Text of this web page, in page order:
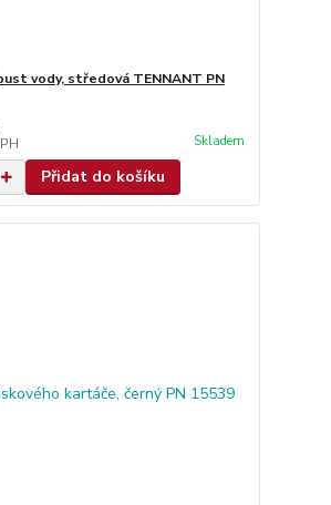
vody, středová TENNANT PN
Skladem
Přidat do košíku